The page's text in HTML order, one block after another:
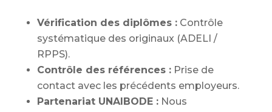
Vérification des diplômes :Contrôle
systématique des originaux (ADELI /
RPPS).
Contrôle des références :Prise de
contact avec les précédents employeurs.
Partenariat UNAIBODE :Nous